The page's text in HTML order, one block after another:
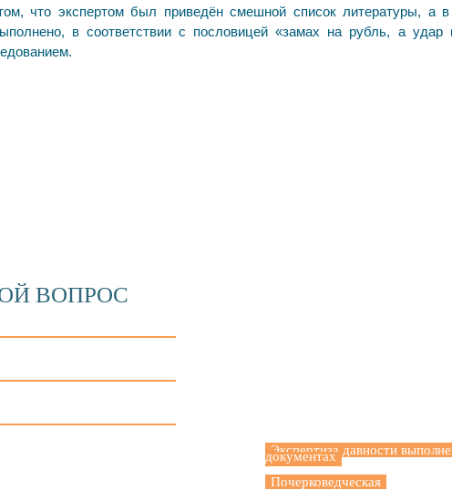
что экспертом был приведён смешной список литературы, а
в соответствии с пословицей «замах на рубль, а
ВОПРОС
Экспертиза давности
документах
Почерковедческая